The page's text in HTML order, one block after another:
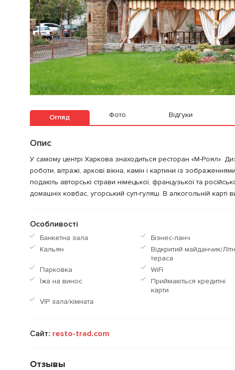
Огляд Фото Відгуки
Опис
У самому центрі Харкова знаходиться ресторан «М-Роял».
роботи, вітражі, аркові вікна, камін і картини із
подають авторські страви німецької, французької та
домашніх ковбас, угорський суп-гуляш. В алкогольній карті
Особливості
Банкетна зала
Бiзнес-ланч
Кальян
Відкритий майданчик/
тераса
Парковка
WiFi
Їжа на винос
Приймаються кредитнi
карти
VIP зала/кімната
Сайт: resto-trad.com
Отзывы